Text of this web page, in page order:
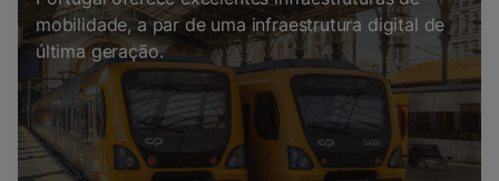
mobilidade, a par de uma infraestrutura digital de
última geração.